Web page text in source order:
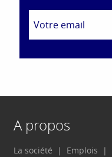
A propos
La société Emplois